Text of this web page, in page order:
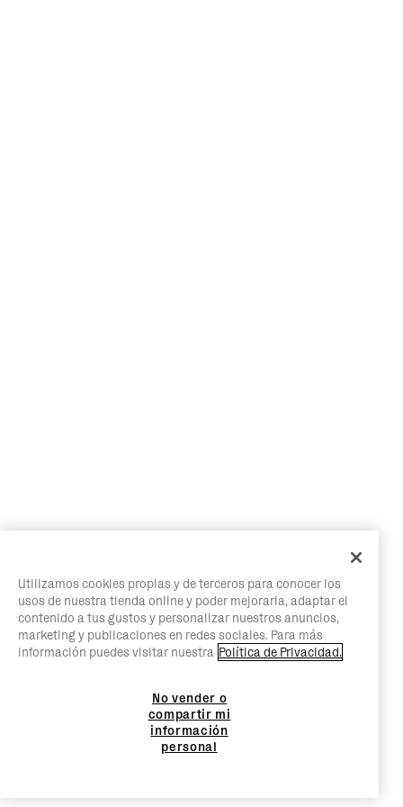
Utilizamos cookies propias y de terceros para conocer los
usos de nuestra tienda online y poder mejorarla, adaptar el
contenido a tus gustos y personalizar nuestros anuncios,
marketing y publicaciones en redes sociales. Para más
información puedes visitar nuestra Política de Privacidad.
No vender o
compartir mi
información
personal